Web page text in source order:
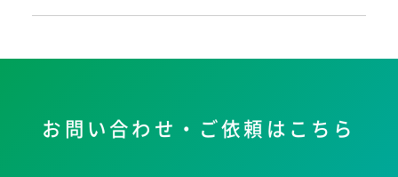
お問い合わせ・ご依頼はこちら